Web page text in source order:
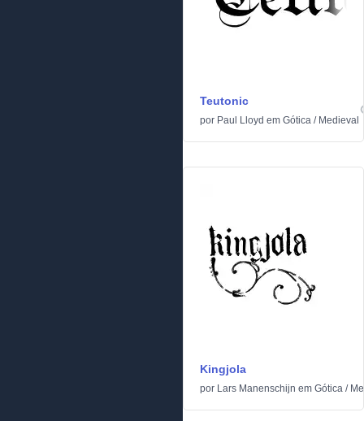
Teutonic
por Paul Lloyd em Gótica / Medieval
Kingjola
por Lars Manenschijn em Gótica /